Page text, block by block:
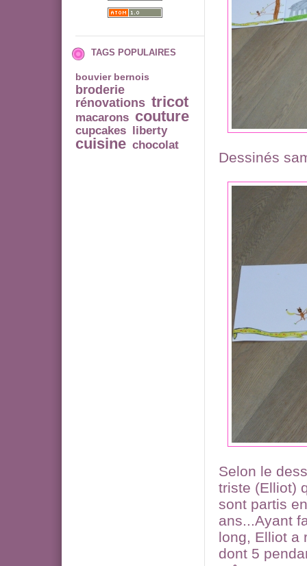
TAGS POPULAIRES
bouvier bernois
broderie
rénovations tricot
macarons couture
cupcakes liberty
cuisine chocolat
Dessinés
Selon le
triste (Elliot)
sont partis
ans...Ayant
long, Elliot a
dont 5